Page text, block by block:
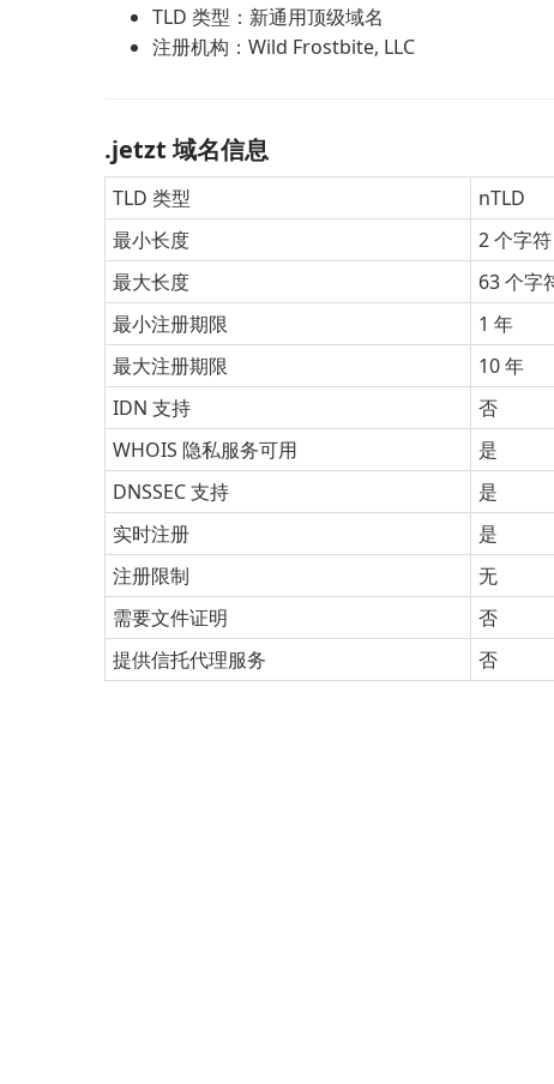
TLD 类型：新通用顶级域名
注册机构：Wild Frostbite, LLC
.jetzt 域名信息
TLD 类型
nTLD
最小长度
2 个字符
最大长度
63 个字
最小注册期限
1 年
最大注册期限
10 年
IDN 支持
否
WHOIS 隐私服务可用
是
DNSSEC 支持
是
实时注册
是
注册限制
无
需要文件证明
否
提供信托代理服务
否